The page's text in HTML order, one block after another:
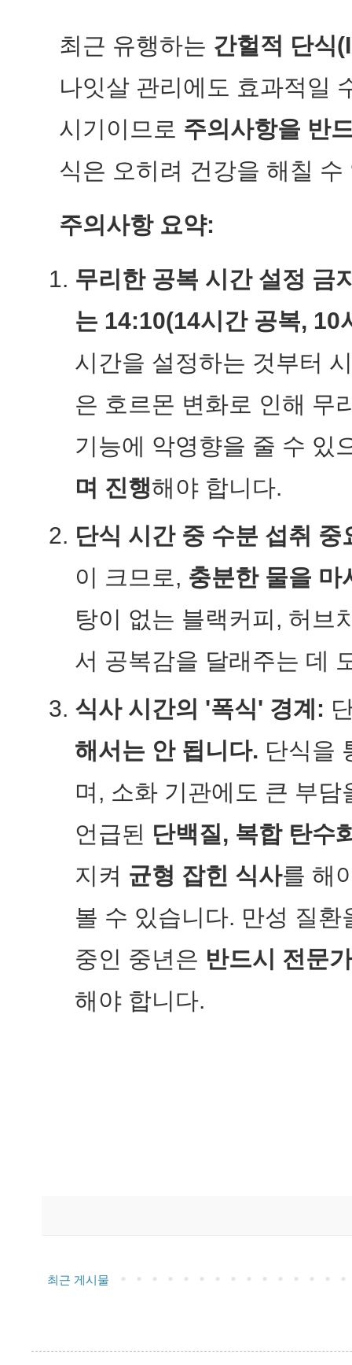
최근 유행하는 간헐적 단
나잇살 관리에도 효과적일
시기이므로 주의사항을 반
식은 오히려 건강을 해칠 수
주의사항 요약:
무리한 공복 시간 설정 금
는 14:10(14시간 공복, 10
시간을 설정하는 것부터
은 호르몬 변화로 인해 무
기능에 악영향을 줄 수 있
며 진행해야 합니다.
단식 시간 중 수분 섭취 중
이 크므로, 충분한 물을 마
탕이 없는 블랙커피, 허브
서 공복감을 달래주는 데
식사 시간의 '폭식' 경계:
해서는 안 됩니다. 단식을
며, 소화 기관에도 큰 부
언급된 단백질, 복합 탄수
지켜 균형 잡힌 식사를 해
볼 수 있습니다. 만성 질
중인 중년은 반드시 전문
해야 합니다.
최근 게시물